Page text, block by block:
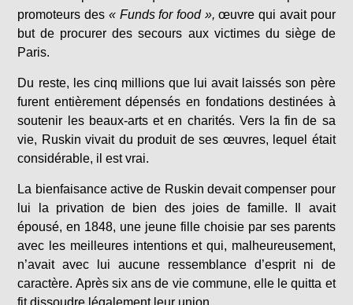
promoteurs des « Funds for food », œuvre qui avait pour
but de procurer des secours aux victimes du siège de
Paris.
Du reste, les cinq millions que lui avait laissés son père
furent entièrement dépensés en fondations destinées à
soutenir les beaux-arts et en charités. Vers la fin de sa
vie, Ruskin vivait du produit de ses œuvres, lequel était
considérable, il est vrai.
La bienfaisance active de Ruskin devait compenser pour
lui la privation de bien des joies de famille. Il avait
épousé, en 1848, une jeune fille choisie par ses parents
avec les meilleures intentions et qui, malheureusement,
n’avait avec lui aucune ressemblance d’esprit ni de
caractère. Après six ans de vie commune, elle le quitta et
fit dissoudre légalement leur union.